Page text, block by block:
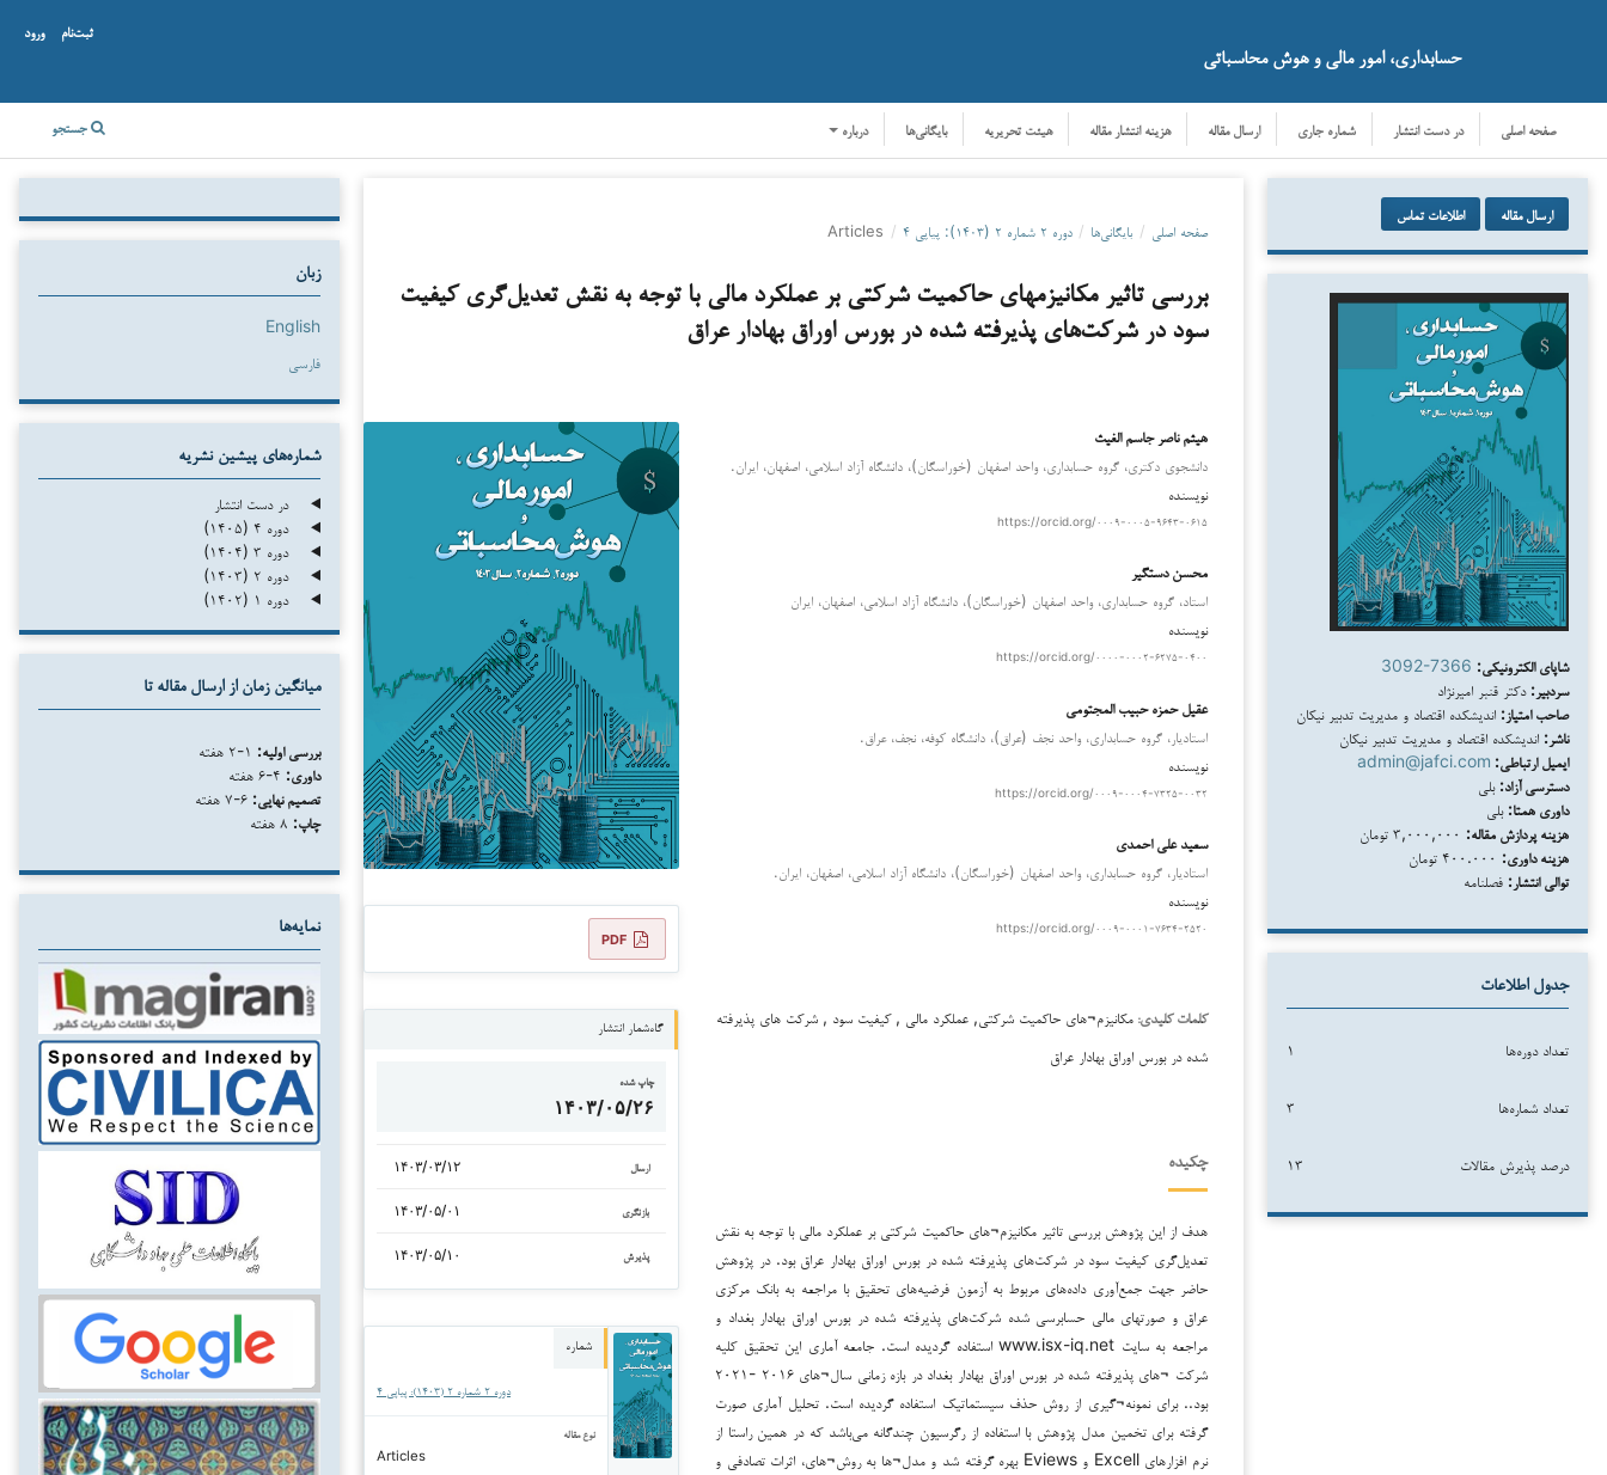
حسابداری، امور مالی و هوش محاسباتی
صفحه اصلی در دست انتشار شماره جاری ارسال مقاله هزینه انتشار مقاله هیئت تحریریه بایگانی‌ها درباره جستجو
ثبت‌نام ورود
ارسال مقاله اطلاعات تماس
شاپای الکترونیکی: 3092-7366
سردبیر: دکتر قنبر امیرنژاد
صاحب امتیاز: اندیشکده اقتصاد و مدیریت تدبیر نیکان
ناشر: اندیشکده اقتصاد و مدیریت تدبیر نیکان
ایمیل ارتباطی: admin@jafci.com
دسترسی آزاد: بلی
داوری همتا: بلی
هزینه پردازش مقاله:
هزینه داوری:
توالی انتشار: فصلنامه
جدول اطلاعات
تعداد دوره‌ها ۱
تعداد شماره‌ها ۳
درصد پذیرش مقالات ۱۳
صفحه اصلی / بایگانی‌ها / دوره ۲ شماره ۲ (۱۴۰۳): پیاپی ۴ /
Articles
بررسی تاثیر مکانیزم­های حاکمیت شرکتی بر عملکرد مالی با توجه به نقش تعدیل‌گری کیفیت
سود در شرکت‌های پذیرفته شده در بورس اوراق بهادار عراق
هیثم ناصر جاسم الغیث
دانشجوی دکتری، گروه حسابداری، واحد اصفهان (خوراسگان)، دانشگاه آزاد اسلامی، اصفهان، ایران.
نویسنده
https://orcid.org/۰۰۰۹-۰۰۰۵-۹۶۴۳-۰۶۱۵
محسن دستگیر
استاد، گروه حسابداری، واحد اصفهان (خوراسگان)، دانشگاه آزاد اسلامی، اصفهان، ایران
نویسنده
https://orcid.org/۰۰۰۰-۰۰۰۲-۶۲۷۵-۰۴۰۰
عقيل حمزه حبیب المجتومى
استادیار، گروه حسابداری، واحد نجف (عراق)، دانشگاه کوفه، نجف، عراق.
نویسنده
https://orcid.org/۰۰۰۹-۰۰۰۴-۷۳۲۵-۰۰۳۲
سعید علی احمدی
استادیار، گروه حسابداری، واحد اصفهان (خوراسگان)، دانشگاه آزاد اسلامی، اصفهان، ایران.
نویسنده
https://orcid.org/۰۰۰۹-۰۰۰۱-۷۶۳۴-۲۵۲۰
کلمات کلیدی: مکانیزم¬های حاکمیت شرکتی, عملکرد مالی , کیفیت سود , شرکت های پذیرفته
شده در بورس اوراق بهادار عراق
چکیده
هدف از این پژوهش بررسی تاثیر مکانیزم¬های حاکمیت شرکتی بر عملکرد مالی با توجه به نقش
تعدیل‌گری کیفیت سود در شرکت‌های پذیرفته شده در بورس اوراق بهادار عراق بود. در پژوهش
حاضر جهت جمع‌آوری داده‌های مربوط به آزمون فرضیه‌های تحقیق با مراجعه به بانک مرکزی
عراق و صورتهای مالی حسابرسی شده شرکت‌های پذیرفته شده در بورس اوراق بهادار بغداد و
مراجعه به سایت www.isx-iq.net استفاده گردیده است. جامعه آماری این تحقیق کلیه
شرکت ¬های پذیرفته‌ شده در بورس اوراق بهادار بغداد در بازه زمانی سال¬های ۲۰۱۶ -۲۰۲۱
بود.. برای نمونه¬گیری از روش حذف سیستماتیک استفاده گردیده است. تحلیل آماری صورت
گرفته برای تخمین مدل پژوهش با استفاده از رگرسیون چندگانه می‌باشد كه در همین راستا از
نرم‌ افزارهای Excell و Eviews بهره‌ گرفته شد و مدل¬ها به روش¬های، اثرات تصادفی و
دانلود PDF
گاه‌شمار انتشار
چاپ شده
۱۴۰۳/۰۵/۲۶
ارسال ۱۴۰۳/۰۳/۱۲
بازنگری ۱۴۰۳/۰۵/۰۱
پذیرش ۱۴۰۳/۰۵/۱۰
شماره
دوره ۲ شماره ۲ (۱۴۰۳): پیاپی ۴
نوع مقاله
Articles
زبان
English
فارسی
شماره‌های پیشین نشریه
در دست انتشار
دوره ۴ (۱۴۰۵)
دوره ۳ (۱۴۰۴)
دوره ۲ (۱۴۰۳)
دوره ۱ (۱۴۰۲)
میانگین زمان از ارسال مقاله تا
بررسی اولیه:
داوری:
تصمیم نهایی:
چاپ:
نمایه‌ها